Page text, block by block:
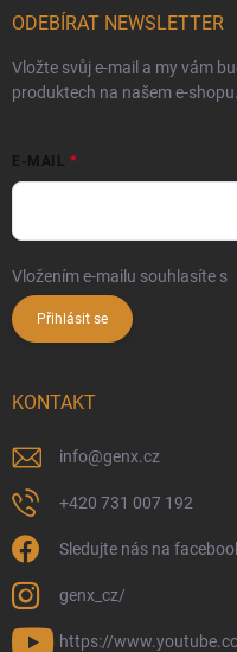
ODEBÍRAT NEWSLETTER
Vložte svůj e-mail a my vám
produktech na našem e-shopu.
E-MAIL
Vložením e-mailu souhlasíte s
Přihlásit se
KONTAKT
info@genx.cz
+420 731 007 192
Sledujte nás na
genx_cz/
https://